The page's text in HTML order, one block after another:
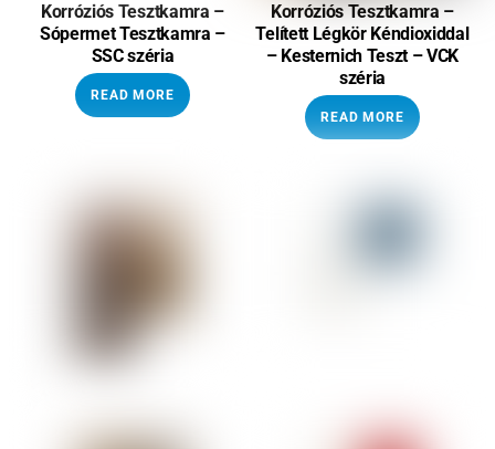
Korróziós Tesztkamra –
Sópermet Tesztkamra –
SSC széria
READ MORE
Korróziós Tesztkamra –
Telített Légkör Kéndioxiddal
– Kesternich Teszt – VCK
széria
READ MORE